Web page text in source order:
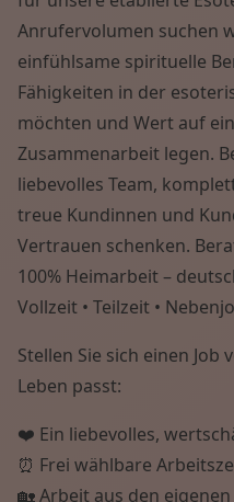
Anrufervolumen suchen
einfühlsame spirituelle
Fähigkeiten in der
möchten und Wert auf
Zusammenarbeit legen.
liebevolles Team,
treue Kundinnen und
Vertrauen schenken.
100% Heimarbeit –
Vollzeit • Teilzeit •
Stellen Sie sich einen
Leben passt:
❤️ Ein liebevolles,
⏰ Frei wählbare
🏡 Arbeit aus den